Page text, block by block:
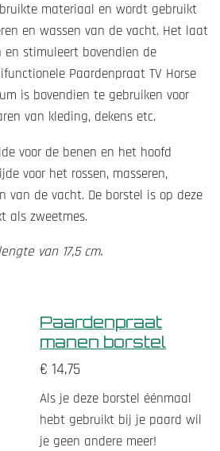
materiaal en wordt gebruikt
en wassen van de vacht. Het laat
stimuleert bovendien de
Paardenpraat TV Horse
is bovendien te gebruiken voor
van kleding, dekens etc.
voor de benen en het hoofd
voor het rossen, masseren,
van de vacht. De borstel is op deze
als zweetmes.
van 17,5 cm.
Paardenpraat
manen borstel
€ 14,75
Als je deze borstel éénmaal
hebt gebruikt bij je paard wil
je geen andere meer!